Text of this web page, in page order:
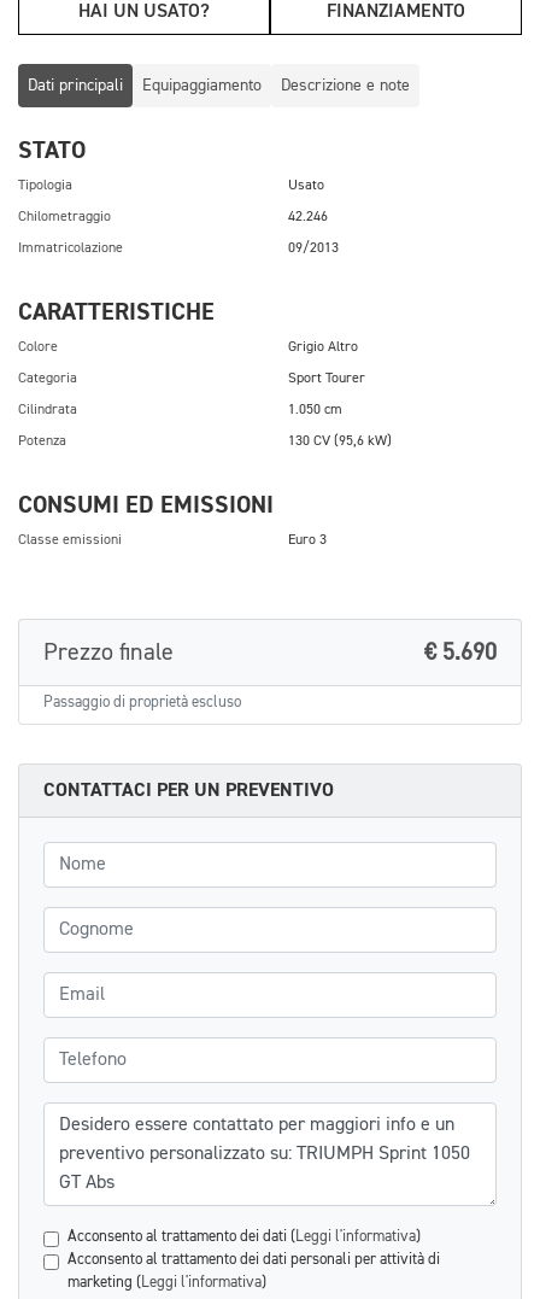
HAI UN USATO? FINANZIAMENTO
Dati principali Equipaggiamento Descrizione e note
STATO
Tipologia Usato
Chilometraggio 42.246
Immatricolazione 09/2013
CARATTERISTICHE
Colore Grigio Altro
Categoria Sport Tourer
Cilindrata 1.050 cm
Potenza 130 CV (95,6 kW)
CONSUMI ED EMISSIONI
Classe emissioni Euro 3
Prezzo finale € 5.690
Passaggio di proprietà escluso
CONTATTACI PER UN PREVENTIVO
Nome
Cognome
Email
Telefono
Messaggio
Acconsento al trattamento dei dati ( Leggi l'informativa)
Acconsento al trattamento dei dati personali per attività di
marketing ( Leggi l'informativa)